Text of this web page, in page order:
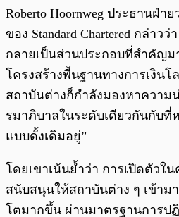
Roberto Hoornweg ประธานฝ่
ของ Standard Chartered กล่าว
กลายเป็นส่วนประกอบที่สำคัญม
โครงสร้างพื้นฐานทางการเงิน
สถาบันต่างก็กำลังมองหาความ
รมาภิบาลในระดับเดียวกันกับที่
แบบดั้งเดิมอยู่”
โดยเขาเน้นย้ำว่า การเปิดตัวใ
สนับสนุนให้สถาบันต่าง ๆ เข้าม
โตมากขึ้น ผ่านมาตรฐานการป